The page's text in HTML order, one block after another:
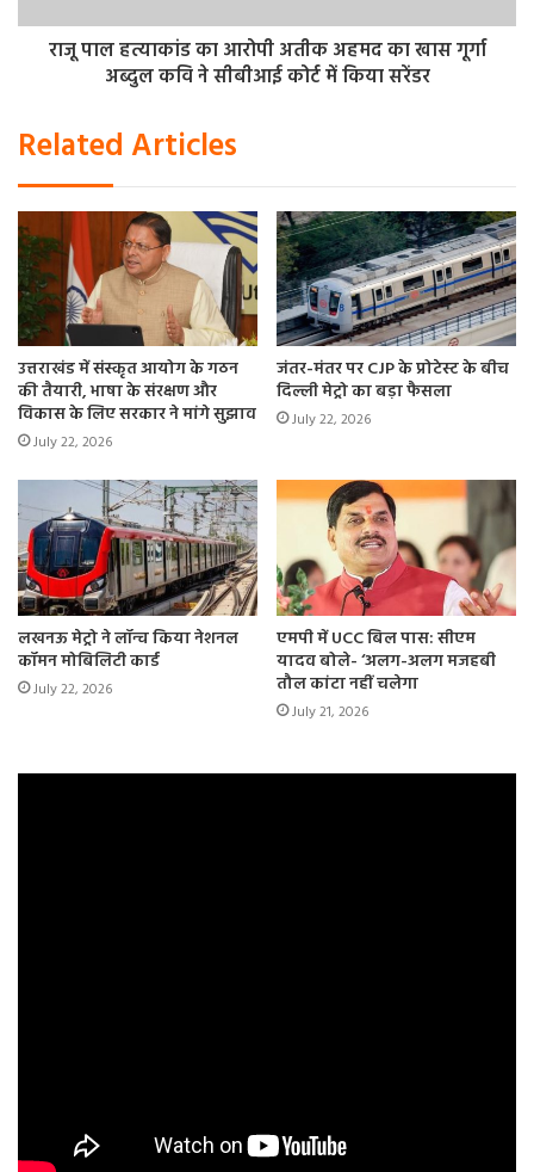
राजू पाल हत्याकांड का आरोपी अतीक अहमद का खास गूर्गा
अब्दुल कवि ने सीबीआई कोर्ट में किया सरेंडर
Related Articles
उत्तराखंड में संस्कृत आयोग के गठन
की तैयारी, भाषा के संरक्षण और
विकास के लिए सरकार ने मांगे सुझाव
July 22, 2026
जंतर-मंतर पर CJP के प्रोटेस्ट के बीच
दिल्ली मेट्रो का बड़ा फैसला
July 22, 2026
लखनऊ मेट्रो ने लॉन्च किया नेशनल
कॉमन मोबिलिटी कार्ड
July 22, 2026
एमपी में UCC बिल पास: सीएम
यादव बोले- ‘अलग-अलग मजहबी
तौल कांटा नहीं चलेगा
July 21, 2026